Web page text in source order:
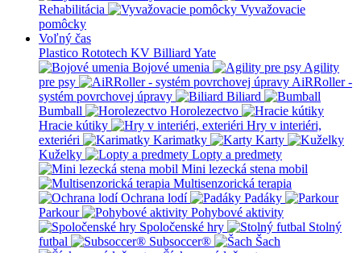
Rehabilitácia
Vyvažovacie
pomôcky
Voľný čas
Plastico Rototech KV Billiard Yate
Bojové umenia
Agility
pre psy
AiRRoller -
systém povrchovej úpravy
Biliard
Bumball
Horolezectvo
Hracie kútiky
Hry v interiéri,
exteriéri
Karimatky
Karty
Kuželky
Lopty a predmety
Mini lezecká stena mobil
Multisenzorická terapia
Ochrana lodí
Padáky
Parkour
Pohybové aktivity
Spoločenské hry
Stolný
futbal
Subsoccer®
Šach